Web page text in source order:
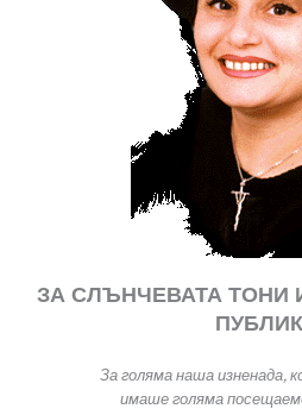
ЗА СЛЪНЧЕВАТА ТОНИ
За голяма наша изненада,
имаше голяма